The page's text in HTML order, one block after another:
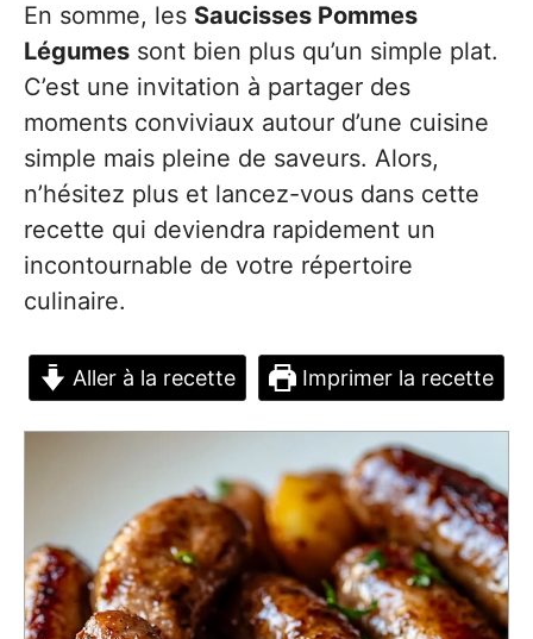
En somme, les Saucisses Pommes
Légumes sont bien plus qu’un simple plat.
C’est une invitation à partager des
moments conviviaux autour d’une cuisine
simple mais pleine de saveurs. Alors,
n’hésitez plus et lancez-vous dans cette
recette qui deviendra rapidement un
incontournable de votre répertoire
culinaire.
Aller à la recette Imprimer la recette